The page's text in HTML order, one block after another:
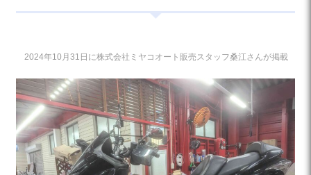
2024年10月31日に株式会社ミヤコオート販売スタッフ桑江さんが掲載